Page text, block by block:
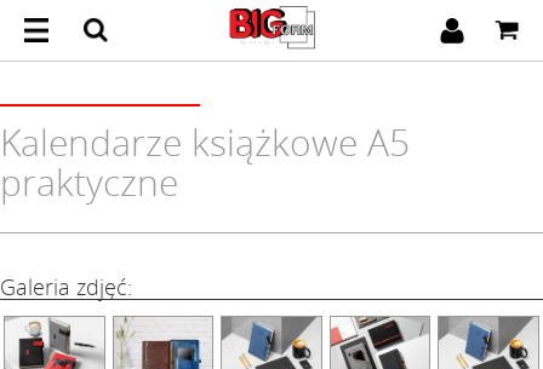
Kalendarze książkowe A5
praktyczne
Galeria zdjęć: